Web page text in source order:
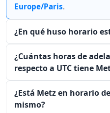
Europe/Paris.
¿En qué huso horario
¿Cuántas horas de
respecto a UTC tiene
¿Está Metz en horario
mismo?